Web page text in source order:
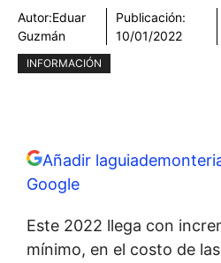
Autor:Eduar
Guzmán
Publicación:
10/01/2022
INFORMACIÓN
Añadir
Google
Este 2022 llega con
mínimo, en el costo de